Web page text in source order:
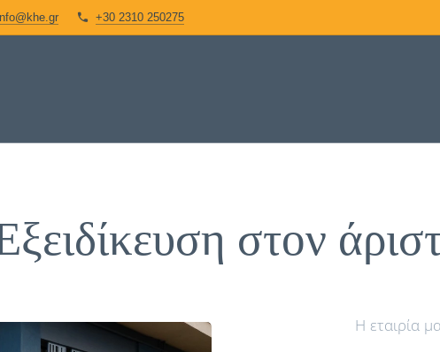
+30 2310 250275
στον
Η εταιρία